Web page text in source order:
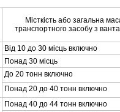
Мiсткiсть або загальна
транспортного засобу з
Вiд 10 до 30 мiсць включно
Понад 30 мiсць
До 20 тонн включно
Понад 20 до 40 тонн включно
Понад 40 до 44 тонн включно